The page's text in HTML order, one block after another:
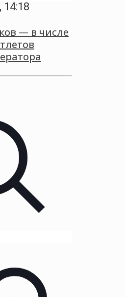
14:18
— в числе